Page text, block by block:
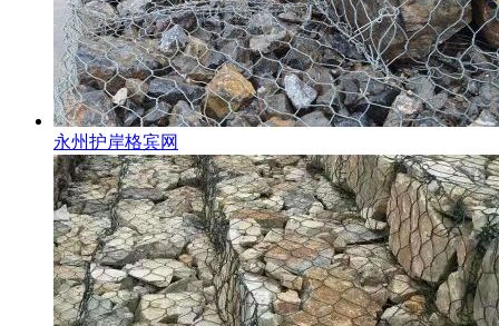
永州护岸格宾网